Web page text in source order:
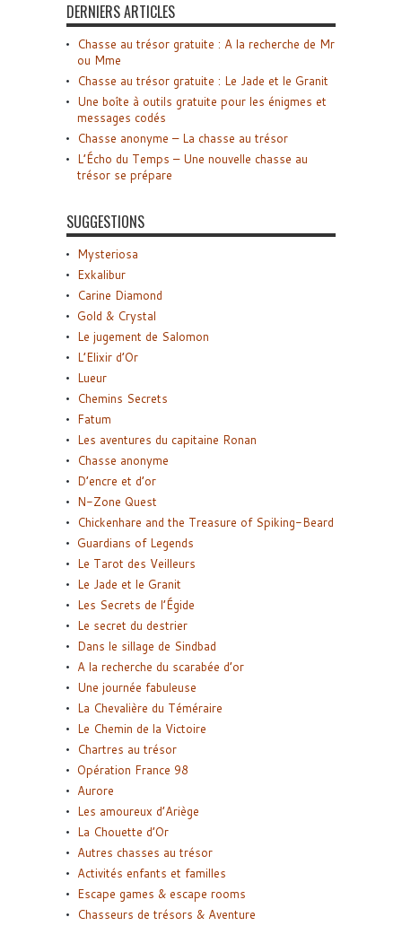
DERNIERS ARTICLES
Chasse au trésor gratuite : A la recherche de Mr
ou Mme
Chasse au trésor gratuite : Le Jade et le Granit
Une boîte à outils gratuite pour les énigmes et
messages codés
Chasse anonyme – La chasse au trésor
L’Écho du Temps – Une nouvelle chasse au
trésor se prépare
SUGGESTIONS
Mysteriosa
Exkalibur
Carine Diamond
Gold & Crystal
Le jugement de Salomon
L’Elixir d’Or
Lueur
Chemins Secrets
Fatum
Les aventures du capitaine Ronan
Chasse anonyme
D’encre et d’or
N-Zone Quest
Chickenhare and the Treasure of Spiking-Beard
Guardians of Legends
Le Tarot des Veilleurs
Le Jade et le Granit
Les Secrets de l’Égide
Le secret du destrier
Dans le sillage de Sindbad
A la recherche du scarabée d’or
Une journée fabuleuse
La Chevalière du Téméraire
Le Chemin de la Victoire
Chartres au trésor
Opération France 98
Aurore
Les amoureux d’Ariège
La Chouette d’Or
Autres chasses au trésor
Activités enfants et familles
Escape games & escape rooms
Chasseurs de trésors & Aventure